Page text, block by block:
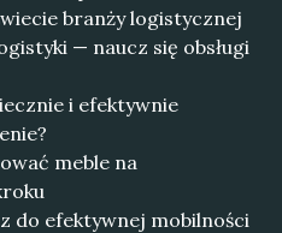
branży logistycznej
— naucz się obsługi
i efektywnie
meble na
do efektywnej mobilności